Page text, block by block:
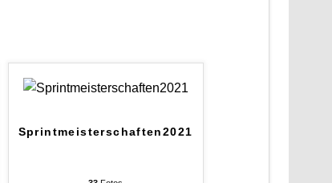
Sprintmeisterschaften2021